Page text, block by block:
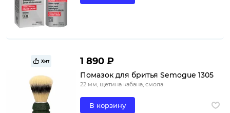
Хит 1 890 ₽
Помазок для бритья Semogue 1305
22 мм, щетина кабана, смола
В корзину